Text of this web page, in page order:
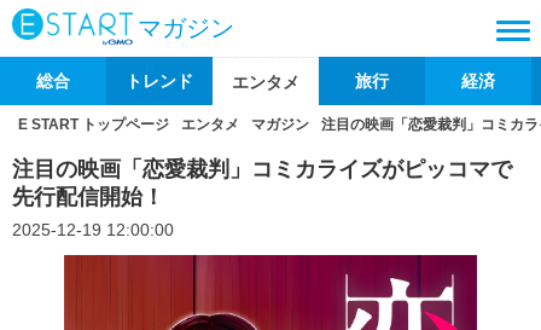
マガジン
総合 トレンド エンタメ 旅行 経済
E START トップページ エンタメ マガジン 注目の映画「恋愛裁判」コミカ
注目の映画「恋愛裁判」コミカライズがピッコマで
先行配信開始！
2025-12-19 12:00:00